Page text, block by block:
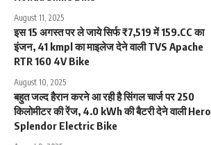
August 11, 2025
इस 15 अगस्त पर ले जाये सिर्फ ₹7,519 में 159.CC का
इंजन, 41 kmpl का माइलेज देने वाली TVS Apache
RTR 160 4V Bike
August 10, 2025
बहुत जल्द हैरान करने आ रही है सिंगल चार्ज पर 250
किलोमीटर की रेंज, 4.0 kWh की बैटरी देने वाली Hero
Splendor Electric Bike